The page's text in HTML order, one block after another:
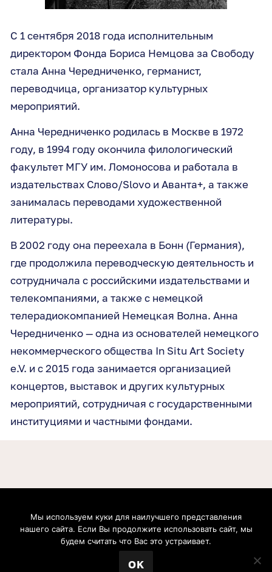
С 1 сентября 2018 года исполнительным
директором Фонда Бориса Немцова за Cвободу
стала Анна Чередниченко, германист,
переводчица, организатор культурных
мероприятий.
Анна Чередниченко родилась в Москве в 1972
году, в 1994 году окончила филологический
факультет МГУ им. Ломоносова и работала в
издательствах Слово/Slovo и Аванта+, а также
занималась переводами художественной
литературы.
В 2002 году она переехала в Бонн (Германия),
где продолжила переводческую деятельность и
сотрудничала с российскими издательствами и
телекомпаниями, а также с немецкой
телерадиокомпанией Немецкая Волна. Анна
Чередниченко—одна изоснователей немецкого
некоммерческого общества In Situ Art Society
e.V. и с 2015 года занимается организацией
концертов, выставок и других культурных
мероприятий, сотрудничая с государственными
институциями и частными фондами.
Boris Nemtsov Foundation for Freedom gGmbH. Postfach 20 09 37, 53139, Bonn, Germany.
Geschäftsführer: Zhanna Nemtsova, Anna Cherednichenko. Handelsregister: Amtsgericht
Bonn (Bonn Local Court). Registernummer: HRB 21991. Umsatzsteuer-Identifikationsnummer:
DE304695069. Inhaltlich verantwortlich: Zhanna Nemtsova, Anna Cherednichenko
Мы используем куки для наилучшего представления
нашего сайта. Если Вы продолжите использовать сайт, мы
будем считать что Вас это устраивает.
OK